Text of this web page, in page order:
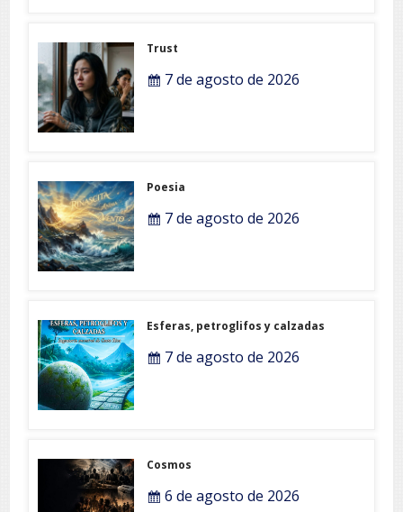
Trust
7 de agosto de 2026
Poesia
7 de agosto de 2026
Esferas, petroglifos y calzadas
7 de agosto de 2026
Cosmos
6 de agosto de 2026